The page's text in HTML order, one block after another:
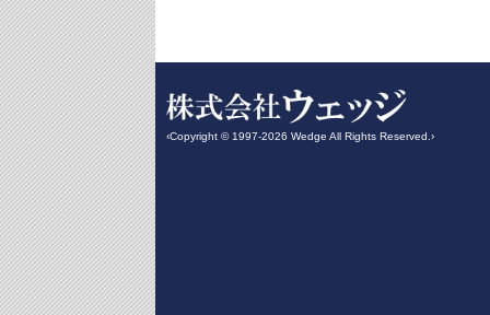
‹Copyright © 1997-2026 Wedge All Rights Reserved.›